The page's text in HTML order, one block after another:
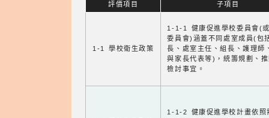
評價項目 子項目
1-1 學校衛生政策
1-1-1 健康促進學校委員會(
委員會)涵蓋不同處室成員(包
長、處室主任、組長、護理師
與家長代表等)，統籌規劃、
檢討事宜。
1-1-2 健康促進學校計畫依照